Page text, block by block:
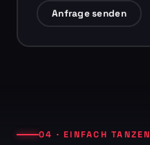
Anfrage senden
04 · EINFACH TANZEN